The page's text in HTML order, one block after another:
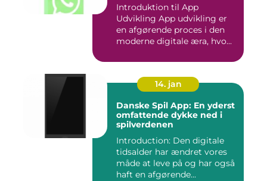
Introduktion til App
Udvikling App udvikling er
en afgørende proces i den
moderne digitale æra, hvo...
14. jan
Danske Spil App: En yderst
omfattende dykke ned i
spilverdenen
Introduction: Den digitale
tidsalder har ændret vores
måde at leve på og har også
haft en afgørende...